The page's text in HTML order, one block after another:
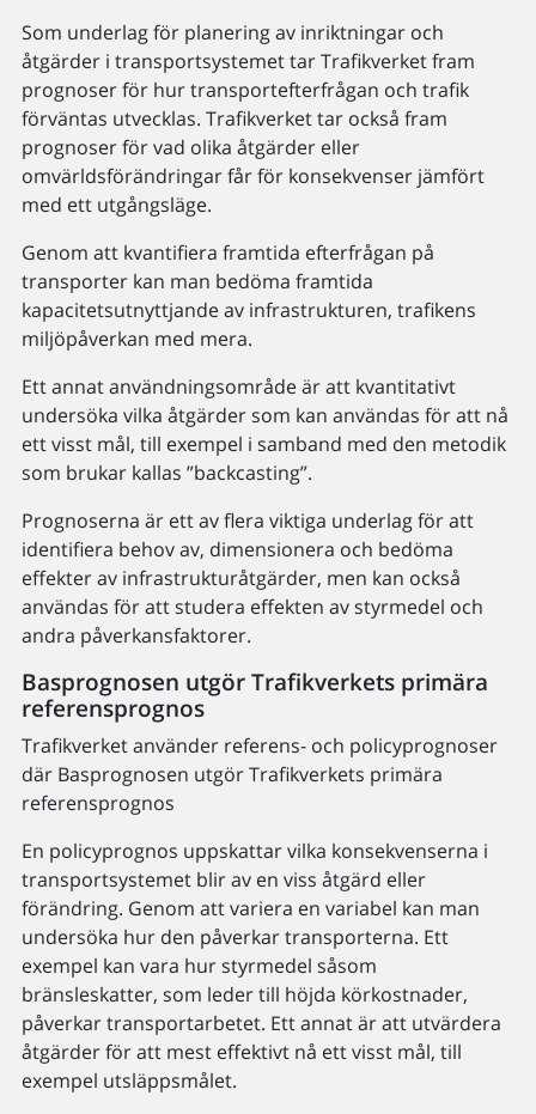
Som underlag för planering av inriktningar och
åtgärder i transportsystemet tar Trafikverket fram
prognoser för hur transportefterfrågan och trafik
förväntas utvecklas. Trafikverket tar också fram
prognoser för vad olika åtgärder eller
omvärldsförändringar får för konsekvenser jämfört
med ett utgångsläge.
Genom att kvantifiera framtida efterfrågan på
transporter kan man bedöma framtida
kapacitetsutnyttjande av infrastrukturen, trafikens
miljöpåverkan med mera.
Ett annat användningsområde är att kvantitativt
undersöka vilka åtgärder som kan användas för att nå
ett visst mål, till exempel i samband med den metodik
som brukar kallas ”backcasting”.
Prognoserna är ett av flera viktiga underlag för att
identifiera behov av, dimensionera och bedöma
effekter av infrastrukturåtgärder, men kan också
användas för att studera effekten av styrmedel och
andra påverkansfaktorer.
Basprognosen utgör Trafikverkets primära
referensprognos
Trafikverket använder referens- och policyprognoser
där Basprognosen utgör Trafikverkets primära
referensprognos
En policyprognos uppskattar vilka konsekvenserna i
transportsystemet blir av en viss åtgärd eller
förändring. Genom att variera en variabel kan man
undersöka hur den påverkar transporterna. Ett
exempel kan vara hur styrmedel såsom
bränsleskatter, som leder till höjda körkostnader,
påverkar transportarbetet. Ett annat är att utvärdera
åtgärder för att mest effektivt nå ett visst mål, till
exempel utsläppsmålet.